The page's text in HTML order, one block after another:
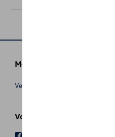
Meer info
Verkoopsvoorwaarden
Volg Ons